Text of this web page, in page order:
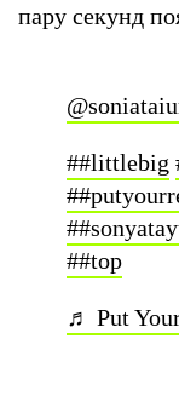
пару секунд
##littlebig
##top
♬ Put